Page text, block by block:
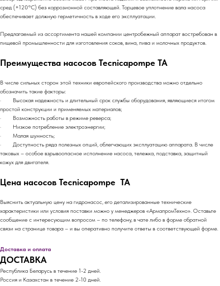
сред (+120°С) без коррозионной составляющей. Торцевое уплотнение вала насоса
обеспечивает должную герметичность в ходе его эксплуатации.
Предлагаемый из ассортимента нашей компании центробежный аппарат востребован в
пищевой промышленности для изготовления соков, вина, пива и молочных продуктов.
Преимущества насосов Tecnicapompe TA
В числе сильных сторон этой техники европейского производства можно отдельно
обозначить такие факторы:
· Высокая надежность и длительный срок службы оборудования, являющиеся итогом
простой конструкции и применяемых материалов;
· Возможность работы в режиме реверса;
· Низкое потребление электроэнергии;
· Малая шумность;
· Доступность ряда полезных опций, облегчающих эксплуатацию аппарата. В числе
таковых – особое взрывоопасное исполнение насоса, тележка, подставка, защитный
кожух для двигателя.
Цена насосов Tecnicapompe TA
Выяснить актуальную цену на гидронасос, его детализированные технические
характеристики или условия поставки можно у менеджеров «АрмапромТехно». Оставьте
сообщение с интересующим вопросом – по телефону, в чате либо в форме обратной
связи на странице товара – и вы оперативно получите ответы в соответствующей форме.
Доставка и оплата
ДОСТАВКА
Республика Беларусь в течение 1-2 дней.
Россия и Казахстан в течение 2-10 дней.